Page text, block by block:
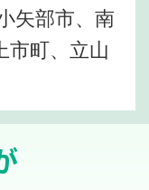
矢部市、南
市町、立山